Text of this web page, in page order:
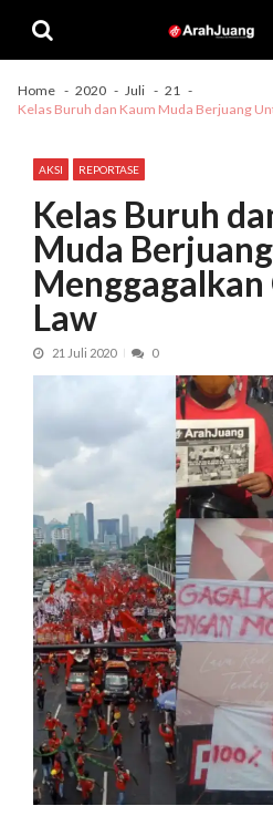
navigation
content
Home 2020 Juli
21
Kelas Buruh dan Kaum Muda Berjuang
AKSI REPORTASE
Kelas Buruh
Muda
Law
21 Juli 2020 0